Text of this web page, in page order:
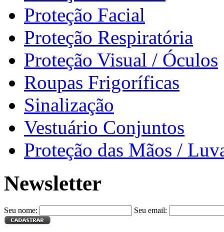
Proteção Facial
Proteção Respiratória
Proteção Visual / Óculos
Roupas Frigoríficas
Sinalização
Vestuário Conjuntos
Proteção das Mãos /
Newsletter
Seu nome: Seu email: